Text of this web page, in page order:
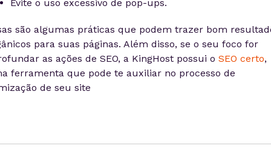
Evite o uso excessivo de pop-ups.
são algumas práticas que podem trazer bom
para suas páginas. Além disso, se o seu foco for
as ações de SEO, a KingHost possui o SEO certo,
ferramenta que pode te auxiliar no processo de
de seu site